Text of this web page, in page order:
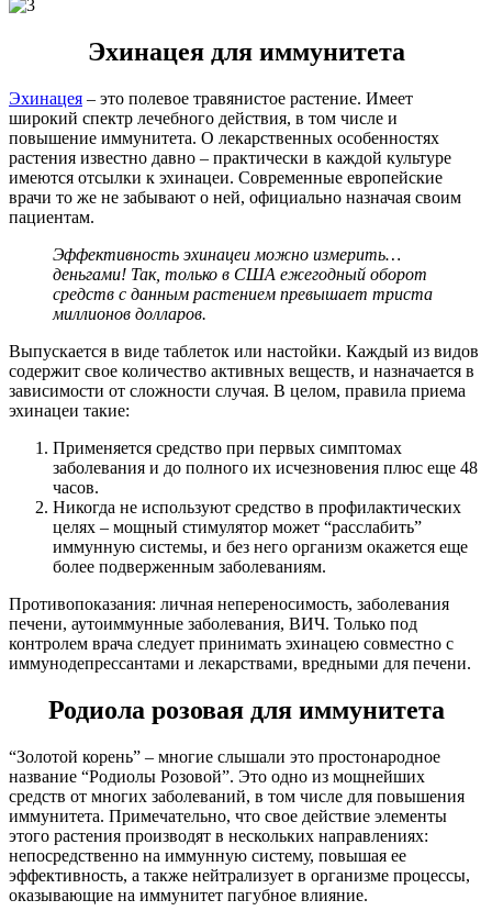
Эхинацея для иммунитета
Эхинацея – это полевое травянистое растение. Имеет
широкий спектр лечебного действия, в том числе и
повышение иммунитета. О лекарственных особенностях
растения известно давно – практически в каждой культуре
имеются отсылки к эхинацеи. Современные европейские
врачи то же не забывают о ней, официально назначая своим
пациентам.
Эффективность эхинацеи можно измерить…
деньгами! Так, только в США ежегодный оборот
средств с данным растением превышает триста
миллионов долларов.
Выпускается в виде таблеток или настойки. Каждый из видов
содержит свое количество активных веществ, и назначается в
зависимости от сложности случая. В целом, правила приема
эхинацеи такие:
Применяется средство при первых симптомах
заболевания и до полного их исчезновения плюс еще 48
часов.
Никогда не используют средство в профилактических
целях – мощный стимулятор может “расслабить”
иммунную системы, и без него организм окажется еще
более подверженным заболеваниям.
Противопоказания: личная непереносимость, заболевания
печени, аутоиммунные заболевания, ВИЧ. Только под
контролем врача следует принимать эхинацею совместно с
иммунодепрессантами и лекарствами, вредными для печени.
Родиола розовая для иммунитета
“Золотой корень” – многие слышали это простонародное
название “Родиолы Розовой”. Это одно из мощнейших
средств от многих заболеваний, в том числе для повышения
иммунитета. Примечательно, что свое действие элементы
этого растения производят в нескольких направлениях:
непосредственно на иммунную систему, повышая ее
эффективность, а также нейтрализует в организме процессы,
оказывающие на иммунитет пагубное влияние.